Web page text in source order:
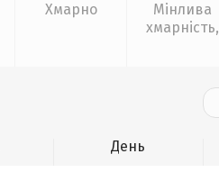
Хмарно
Мінлива
хмарність,
День